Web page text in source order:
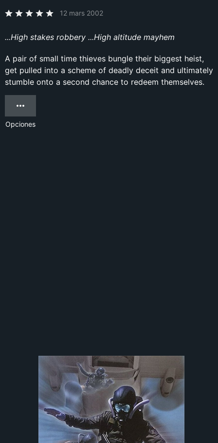
12 mars 2002
...High stakes robbery ...High altitude mayhem
A pair of small time thieves bungle their biggest heist,
get pulled into a scheme of deadly deceit and ultimately
stumble onto a second chance to redeem themselves.
Opciones